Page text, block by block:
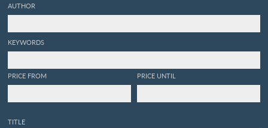
AUTHOR
KEYWORDS
PRICE FROM PRICE UNTIL
TITLE